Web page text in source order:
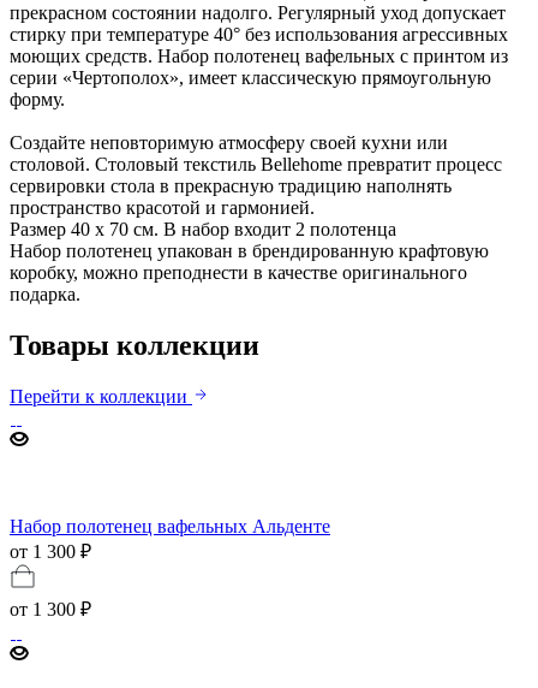
прекрасном состоянии надолго. Регулярный уход допускает
стирку при температуре 40° без использования агрессивных
моющих средств. Набор полотенец вафельных с принтом из
серии «Чертополох», имеет классическую прямоугольную
форму.
Создайте неповторимую атмосферу своей кухни или
столовой. Столовый текстиль Bellehome превратит процесс
сервировки стола в прекрасную традицию наполнять
пространство красотой и гармонией.
Размер 40 х 70 см. В набор входит 2 полотенца
Набор полотенец упакован в брендированную крафтовую
коробку, можно преподнести в качестве оригинального
подарка.
Товары коллекции
Перейти к коллекции
Набор полотенец вафельных Альденте
от 1 300 ₽
от 1 300 ₽